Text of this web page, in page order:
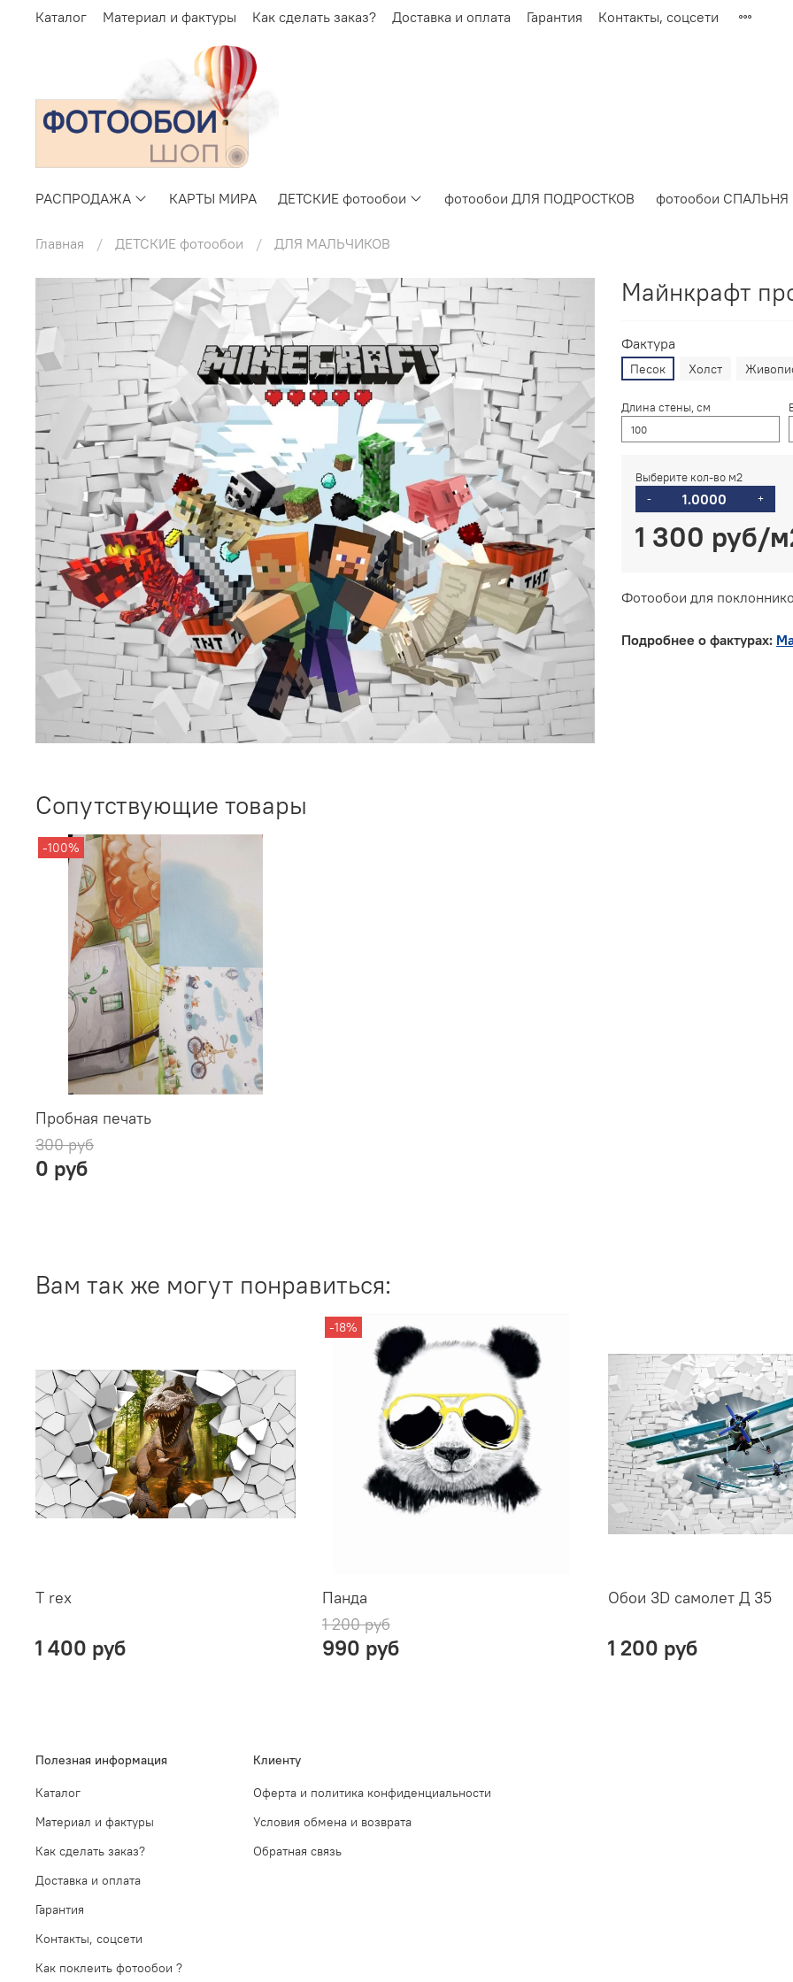
Каталог Материал и фактуры Как сделать заказ? Доставка и оплата Гарантия Контакты, соцсети
РАСПРОДАЖА КАРТЫ МИРА ДЕТСКИЕ фотообои фотообои ДЛЯ ПОДРОСТКОВ фотообои
Главная ДЕТСКИЕ фотообои ДЛЯ МАЛЬЧИКОВ
Майнкрафт
Фактура
Песок Холст
Длина стены, см
Выберите кол-во м2
- +
1 300 руб
Фотообои для
Подробнее о фактурах:
Сопутствующие товары
-100%
Пробная печать
300 руб
0 руб
Вам так же могут понравиться:
T rex
1 400 руб
-18%
Панда
1 200 руб
990 руб
Обои 3D самолет Д 35
1 200 руб
Полезная информация
Каталог
Материал и фактуры
Как сделать заказ?
Доставка и оплата
Гарантия
Контакты, соцсети
Как поклеить фотообои ?
Клиенту
Оферта и политика конфиденциальности
Условия обмена и возврата
Обратная связь